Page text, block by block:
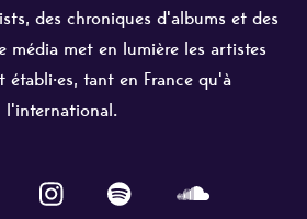
des chroniques d'albums et des
média met en lumière les artistes
établi·es, tant en France qu'à
l'international.